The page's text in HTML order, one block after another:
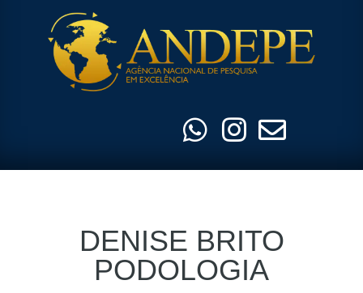
DENISE BRITO
PODOLOGIA